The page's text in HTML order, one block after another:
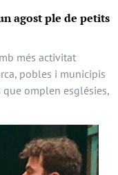
agost ple de petits
més activitat
pobles i municipis
omplen esglésies,